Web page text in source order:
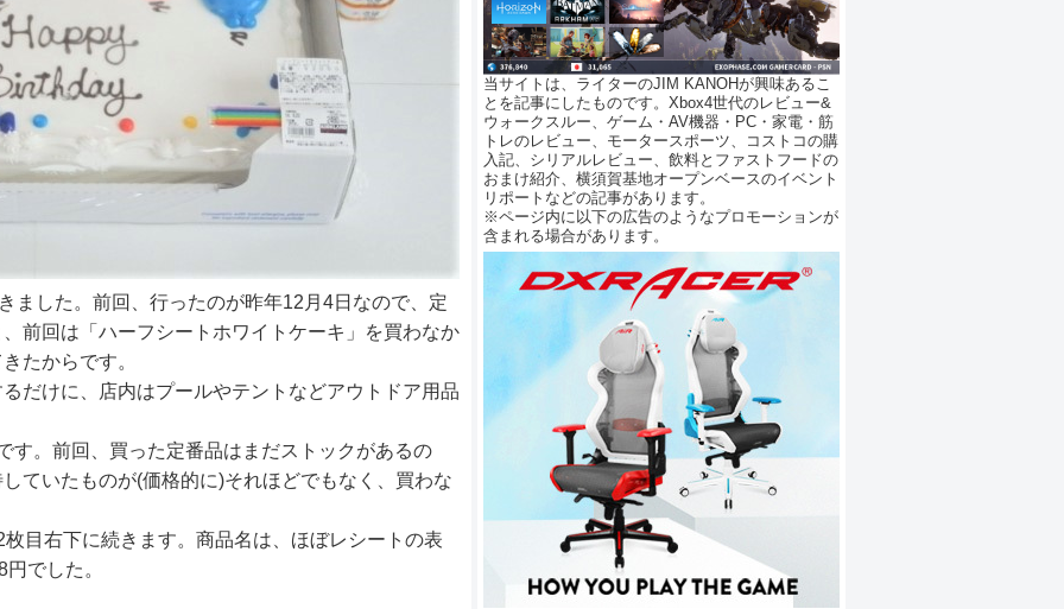
ました。前回、行ったのが昨年12月4日なので、定
前回は「ハーフシートホワイトケーキ」を買わなか
たからです。
だけに、店内はプールやテントなどアウトドア用品
す。前回、買った定番品はまだストックがあるの
ていたものが(価格的に)それほどでもなく、買わな
目右下に続きます。商品名は、ほぼレシートの表
でした。
当サイトは、ライターのJIM KANOHが興味あるこ
とを記事にしたものです。Xbox4世代のレビュー&
ウォークスルー、ゲーム・AV機器・PC・家電・筋
トレのレビュー、モータースポーツ、コストコの購
入記、シリアルレビュー、飲料とファストフードの
おまけ紹介、横須賀基地オープンベースのイベント
リポートなどの記事があります。
※ページ内に以下の広告のようなプロモーションが
含まれる場合があります。